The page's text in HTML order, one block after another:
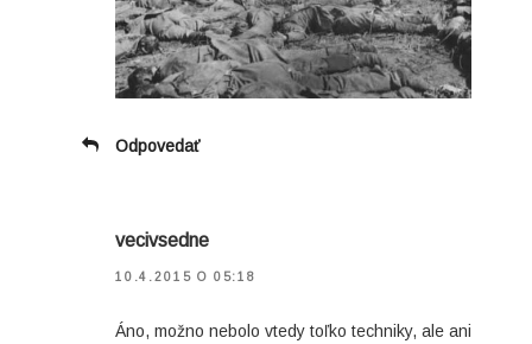
Odpovedať
vecivsedne
10.4.2015 O 05:18
Áno, možno nebolo vtedy toľko techniky, ale ani